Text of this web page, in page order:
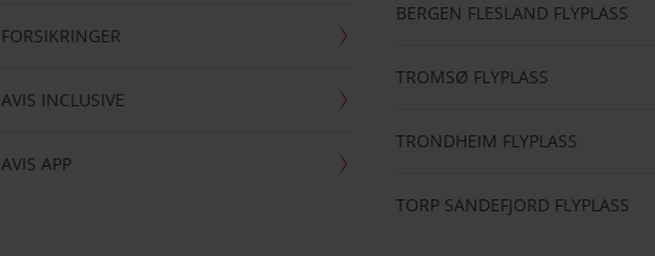
FORSIKRINGER
AVIS INCLUSIVE
AVIS APP
BERGEN FLESLAND FLYPLASS
TROMSØ FLYPLASS
TRONDHEIM FLYPLASS
TORP SANDEFJORD FLYPLASS